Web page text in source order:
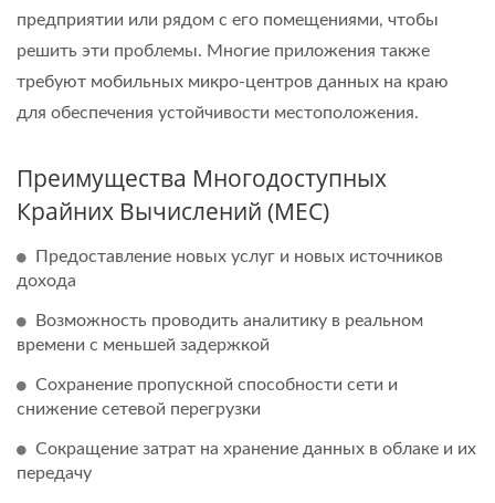
предприятии или рядом с его помещениями, чтобы
решить эти проблемы. Многие приложения также
требуют мобильных микро-центров данных на краю
для обеспечения устойчивости местоположения.
Преимущества Многодоступных
Крайних Вычислений (MEC)
Предоставление новых услуг и новых источников
дохода
Возможность проводить аналитику в реальном
времени с меньшей задержкой
Сохранение пропускной способности сети и
снижение сетевой перегрузки
Сокращение затрат на хранение данных в облаке и их
передачу